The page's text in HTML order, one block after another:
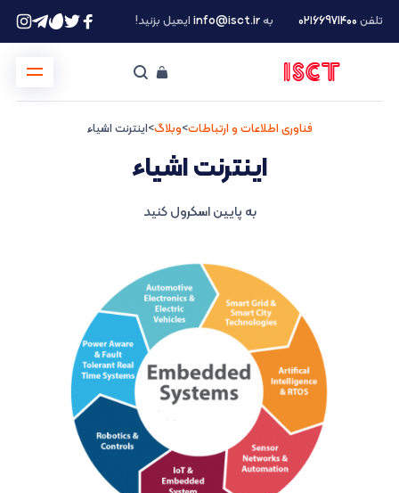
تلفن ۰۲۱66971400 بهinfo@isct.irایمیل بزنید!
فناوری اطلاعات و ارتباطات>وبلاگ>اینترنت اشیاء
اینترنت اشیاء
به پایین اسکرول کنید